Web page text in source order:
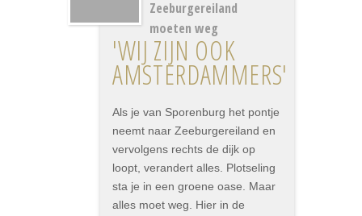
Zeeburgereiland
moeten weg
'WIJ ZIJN OOK
AMSTERDAMMERS'
Als je van Sporenburg het pontje
neemt naar Zeeburgereiland en
vervolgens rechts de dijk op
loopt, verandert alles. Plotseling
sta je in een groene oase. Maar
alles moet weg. Hier in de